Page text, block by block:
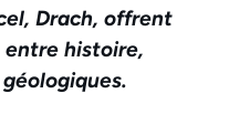
Drach, offrent
entre histoire,